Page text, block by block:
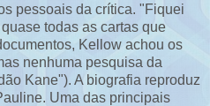
pessoais da crítica. "Fiquei
todas as cartas que
Kellow achou os
nenhuma pesquisa da
Kane"). A biografia reproduz
Uma das principais